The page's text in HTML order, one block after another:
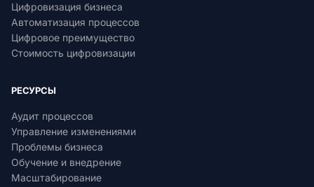
Цифровизация бизнеса
Автоматизация процессов
Цифровое преимущество
Стоимость цифровизации
РЕСУРСЫ
Аудит процессов
Управление изменениями
Проблемы бизнеса
Обучение и внедрение
Масштабирование